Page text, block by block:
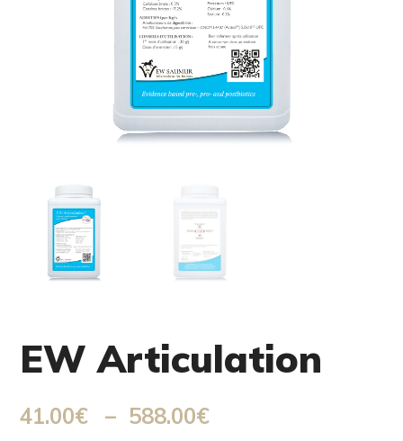
EW Articulation
41.00€ – 588.00€